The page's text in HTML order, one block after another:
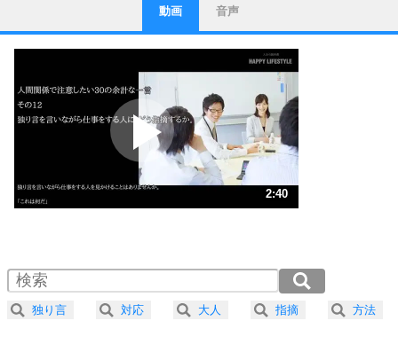
1
ストレス対策
他人と比べない。
いっそのこと、他人を見ない。
いらいらしない人になる30の方法
ポジティブになれない原因は、行動しないから。
ポジティブ思考になる30の方法
ストレス対策
人生、なんとかなるもの。
気楽に生きる30の方法
4 器の大きい人は、怒りを優しさで表現する。
動画 音声
2:40
2.0倍速 （315KB 1分20秒）
2.5倍速 （252KB 1分4秒）
3.0倍速 （210KB 53秒）
独り言 対応 大人 指摘 方法